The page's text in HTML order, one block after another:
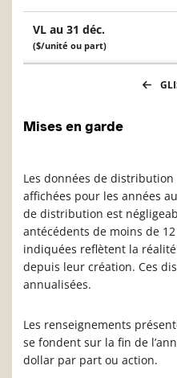
VL au 31 déc.
($/unité ou part)
Mises en garde
Les données de
affichées pour les années
de distribution est
antécédents de moins de
indiquées reflètent la
depuis leur création. Ces
annualisées.
Les renseignements
se fondent sur la fin de
dollar par part ou action.